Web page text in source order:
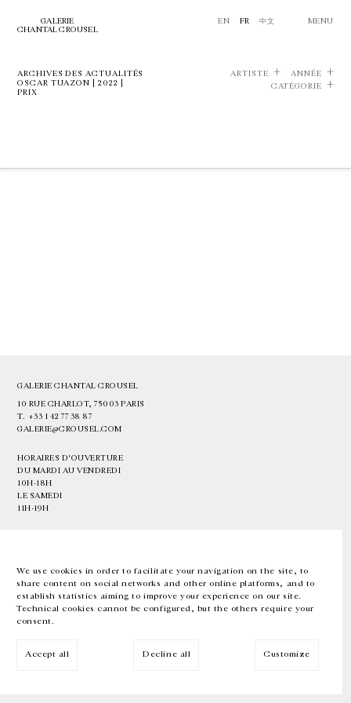
We use cookies in order to facilitate your navigation on the site, to
share content on social networks and other online platforms, and to
establish statistics aiming to improve your experience on our site.
Technical cookies cannot be configured, but the others require your
consent.
Accept all Decline all Customize
GALERIE
CHANTAL CROUSEL
EN FR 中文 MENU
ARCHIVES DES ACTUALITÉS
OSCAR TUAZON | 2022 |
PRIX
ARTISTE
ANNÉE
CATÉGORIE
GALERIE CHANTAL CROUSEL
10 RUE CHARLOT, 75003 PARIS
T. +33 1 42 77 38 87
GALERIE@CROUSEL.COM
HORAIRES D'OUVERTURE
DU MARDI AU VENDREDI
10H-18H
LE SAMEDI
11H-19H
EN FR 中文 Facebook Instagram
Inscrivez-vous à notre newsletter